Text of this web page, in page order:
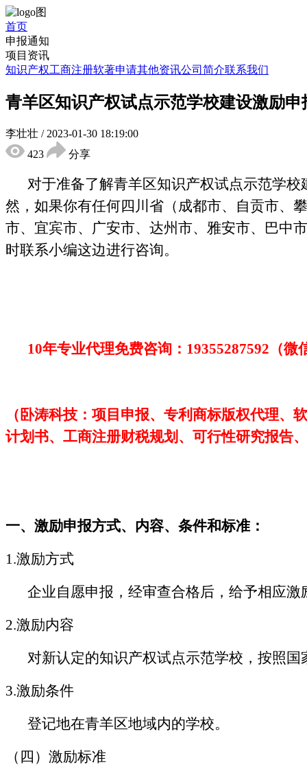
首页
申报通知
项目资讯
知识产权工商注册软著申请其他资讯公司简介联系我们
青羊区知识产权试点示范学校建设激励申
李壮壮 / 2023-01-30 18:19:00
423
分享
对于准备了解青羊区知识产权试点示范学校
然，如果你有任何四川省（成都市、自贡市、
市、宜宾市、广安市、达州市、雅安市、巴中
时联系小编这边进行咨询。
10年专业代理免费咨询： 19355287592 （微
（卧涛科技：项目申报、专利商标版权代理
计划书、工商注册财税规划、可行性研究报告
一、 激励申报方式、内容、条件和标准：
1.激励方式
企业自愿申报，经审查合格后，给予相应激
2.激励内容
对新认定的知识产权试点示范学校，按照
3.激励条件
登记地在青羊区地域内的学校。
（四）激励标准